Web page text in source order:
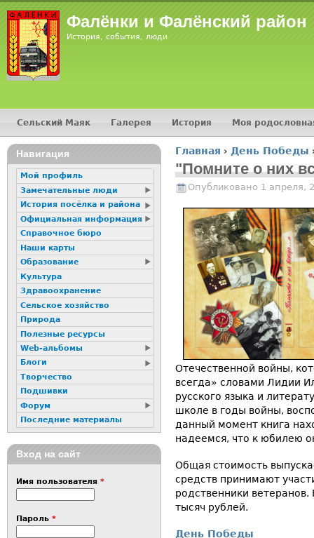
Фалёнки и Фалёнский район
История, события, люди
Вы здесь
Главная › День Победы
"Помните о них
Опубликовано 1 апреля,
Отечественной войны,
всегда» словами Лидии
русского языка и
школе в годы войны,
данный момент книга
надеемся, что к юбилею
Общая стоимость
средств принимают
родственники
тысяч рублей.
День Победы
Главное меню
Сельский Маяк Галерея История Моя
16+
Навигация
Мой профиль
Замечательные люди
История посёлка и района
Официальная информация
Справочное бюро
Наши карты
Образование
Культура
Здравоохранение
Сельское хозяйство
Природа
Полезные ресурсы
Web-альбомы
Блоги
Творчество
Подшивки
Форум
Последние материалы
Вход на сайт
Имя пользователя *
Пароль *